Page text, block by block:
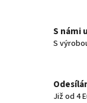
S námi
S
Již od 4